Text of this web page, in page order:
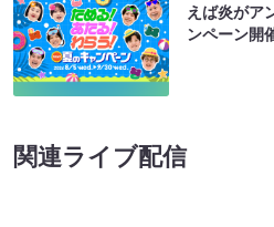
えば炎がア
ンペーン開
関連ライブ配信